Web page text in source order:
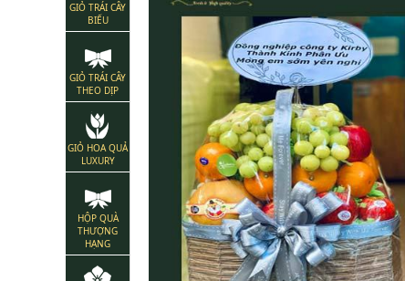
GIỎ TRÁI CÂY
BIẾU
GIỎ TRÁI CÂY
THEO DỊP
GIỎ HOA QUẢ
LUXURY
HỘP QUÀ
THƯỢNG
HẠNG